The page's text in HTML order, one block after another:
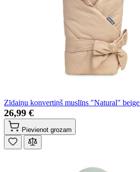
Zīdaiņu konvertiņš muslīns "Natural" beige
26,99 €
Pievienot grozam